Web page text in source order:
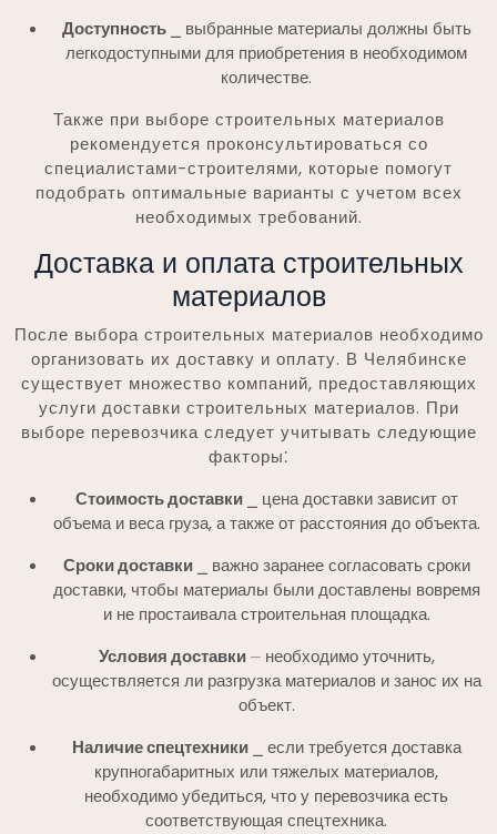
Доступность⎯ выбранные материалы должны быть
легкодоступными для приобретения в необходимом
количестве.
Также при выборе строительных материалов
рекомендуется проконсультироваться со
специалистами-строителями, которые помогут
подобрать оптимальные варианты с учетом всех
необходимых требований.
Доставка и оплата строительных
материалов
После выбора строительных материалов необходимо
организовать их доставку и оплату. В Челябинске
существует множество компаний, предоставляющих
услуги доставки строительных материалов. При
выборе перевозчика следует учитывать следующие
факторы⁚
Стоимость доставки⎯ цена доставки зависит от
объема и веса груза, а также от расстояния до объекта.
Сроки доставки⎯ важно заранее согласовать сроки
доставки, чтобы материалы были доставлены вовремя
и не простаивала строительная площадка.
Условия доставки⏤ необходимо уточнить,
осуществляется ли разгрузка материалов и занос их на
объект.
Наличие спецтехники⎯ если требуется доставка
крупногабаритных или тяжелых материалов,
необходимо убедиться, что у перевозчика есть
соответствующая спецтехника.